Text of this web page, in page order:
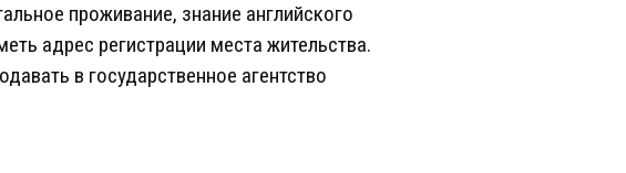
проживание, знание английского
адрес регистрации места жительства.
в государственное агентство